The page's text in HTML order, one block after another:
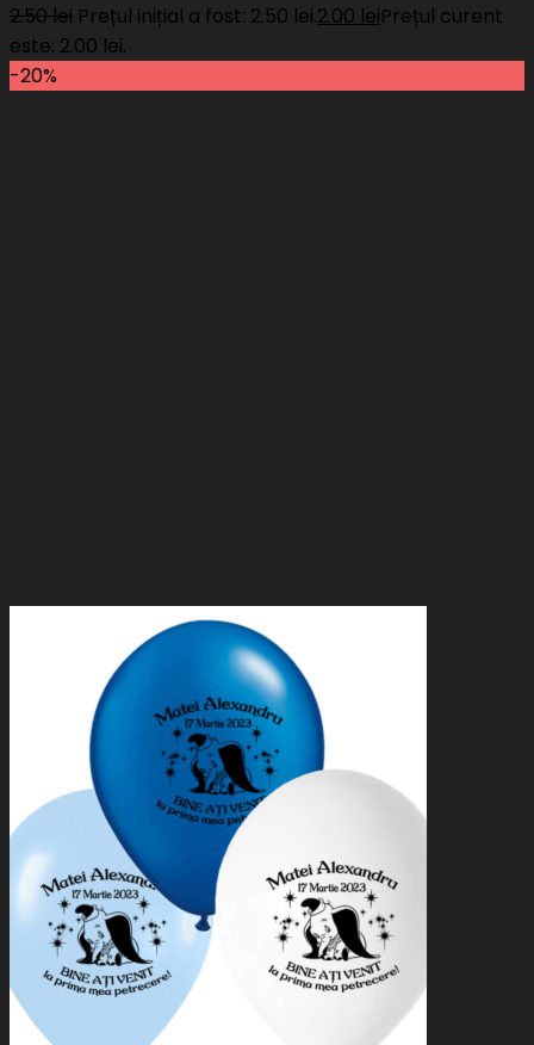
2.50lei Prețul inițial a fost: 2.50 lei.2.00 leiPrețul curent
este: 2.00 lei.
-20%